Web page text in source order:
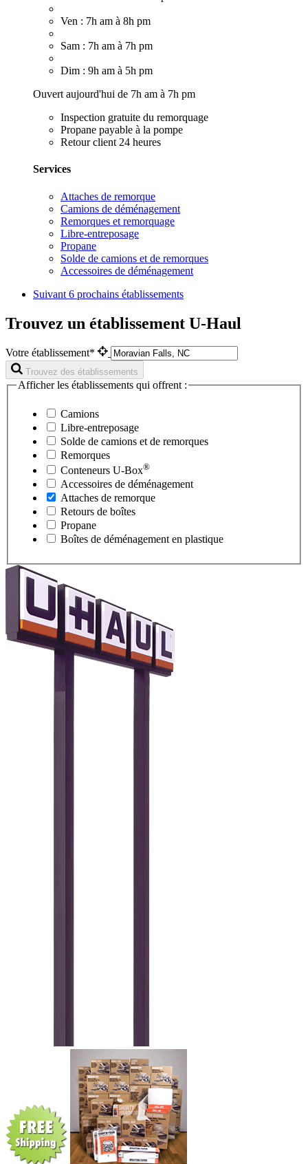
Ven : 7h am à 8h pm
Sam : 7h am à 7h pm
Dim : 9h am à 5h pm
Ouvert aujourd'hui de 7h am à 7h pm
Inspection gratuite du remorquage
Propane payable à la pompe
Retour client 24 heures
Services
Attaches de remorque
Camions de déménagement
Remorques et remorquage
Libre-entreposage
Propane
Solde de camions et de remorques
Accessoires de déménagement
Suivant 6 prochains établissements
Trouvez un établissement U-Haul
Votre établissement*
Trouvez des établissements
Afficher les établissements qui offrent :
Camions
Libre-entreposage
Solde de camions et de remorques
Remorques
Conteneurs U-Box®
Accessoires de déménagement
Attaches de remorque
Retours de boîtes
Propane
Boîtes de déménagement en plastique